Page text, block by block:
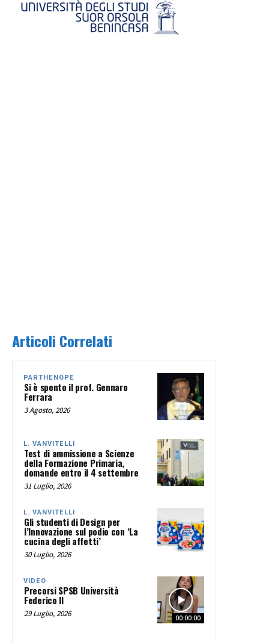
Articoli Correlati
PARTHENOPE
Si è spento il prof. Gennaro
Ferrara
3 Agosto, 2026
L. VANVITELLI
Test di ammissione a Scienze
della Formazione Primaria,
domande entro il 4 settembre
31 Luglio, 2026
L. VANVITELLI
Gli studenti di Design per
l’Innovazione sul podio con ‘La
cucina degli affetti’
30 Luglio, 2026
00:00:00
VIDEO
Precorsi SPSB Università
Federico II
29 Luglio, 2026